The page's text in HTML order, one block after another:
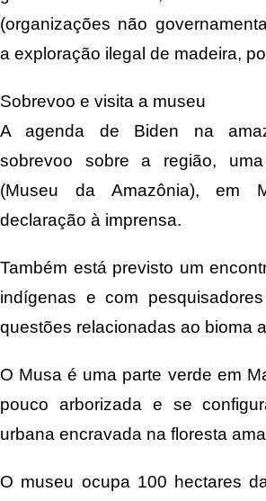
(organizações não
a exploração ilegal de madeira,
Sobrevoo e visita a museu
A agenda de Biden na
sobrevoo sobre a região,
(Museu da Amazônia), em
declaração à imprensa.
Também está previsto um
indígenas e com
questões relacionadas ao bioma
O Musa é uma parte verde em
pouco arborizada e se
urbana encravada na floresta
O museu ocupa 100 hectares